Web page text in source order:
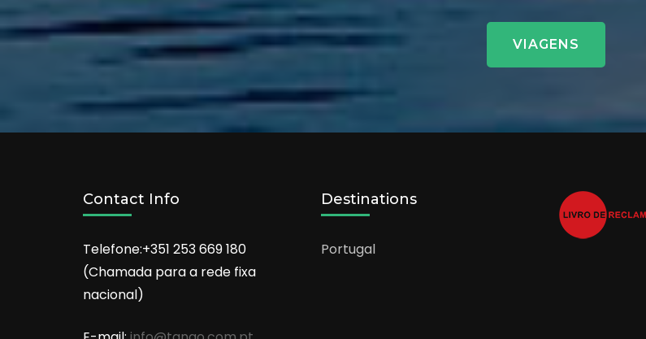
VIAGENS
Contact Info
Telefone:+351 253 669 180
(Chamada para a rede fixa
nacional)
Destinations
Portugal